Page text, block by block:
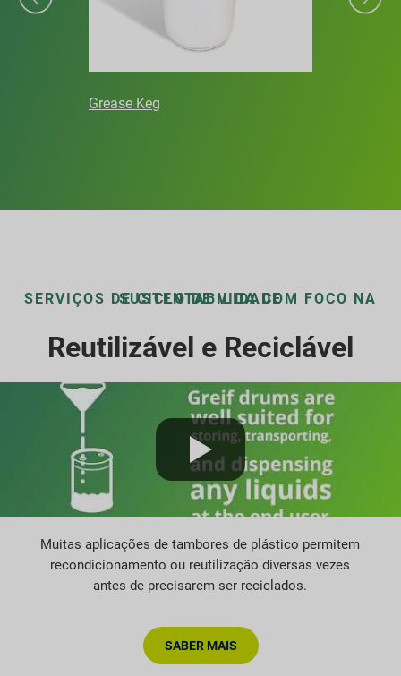
Grease Keg
SERVIÇOS DE CICLO DE VIDA COM FOCO NA SUSTENTABILIDADE
Reutilizável e Reciclável
Muitas aplicações de tambores de plástico permitem
recondicionamento ou reutilização diversas vezes
antes de precisarem ser reciclados.
SABER MAIS